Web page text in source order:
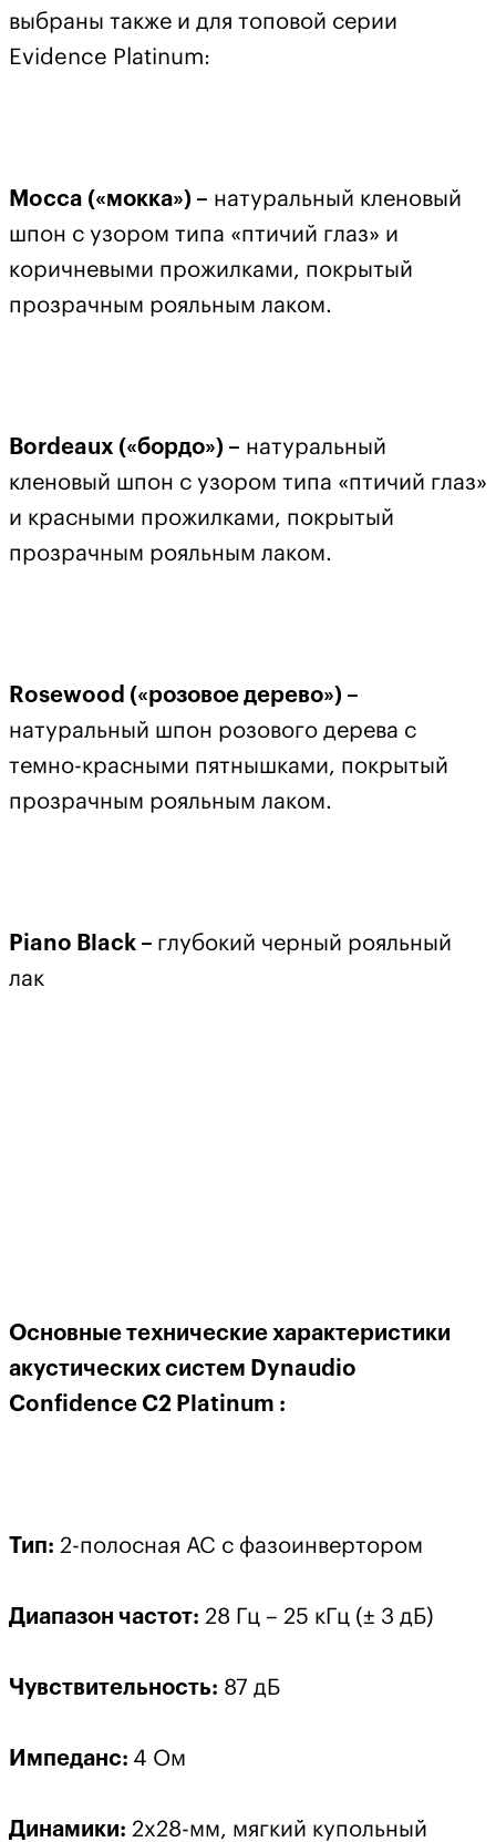
выбраны также и для топовой серии
Evidence Platinum:
Mocca («мокка») – натуральный кленовый
шпон с узором типа «птичий глаз» и
коричневыми прожилками, покрытый
прозрачным рояльным лаком.
Bordeaux («бордо») – натуральный
кленовый шпон с узором типа «птичий глаз»
и красными прожилками, покрытый
прозрачным рояльным лаком.
Rosewood («розовое дерево») –
натуральный шпон розового дерева с
темно-красными пятнышками, покрытый
прозрачным рояльным лаком.
Piano Black – глубокий черный рояльный
лак
Основные технические характеристики
акустических систем Dynaudio
Confidence C2 Platinum :
Тип: 2-полосная АС с фазоинвертором
Диапазон частот: 28 Гц – 25 кГц (± 3 дБ)
Чувствительность: 87 дБ
Импеданс: 4 Ом
Динамики: 2х28-мм, мягкий купольный